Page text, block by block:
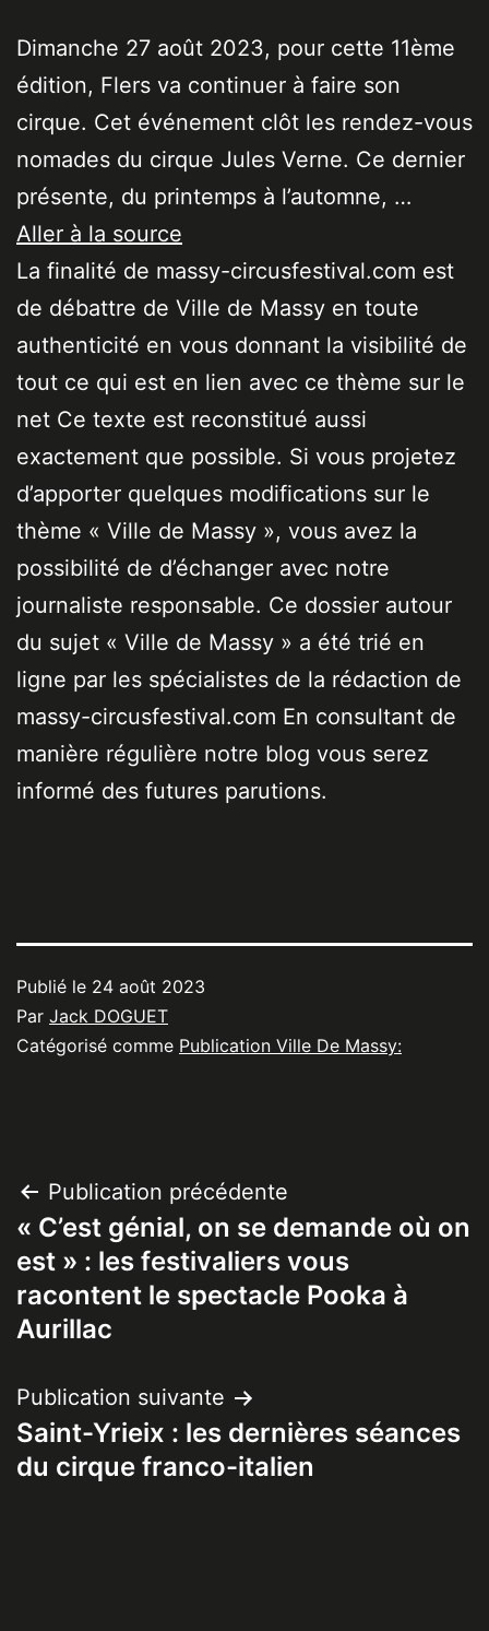
Dimanche 27 août 2023, pour cette 11ème
édition, Flers va continuer à faire son
cirque. Cet événement clôt les rendez-vous
nomades du cirque Jules Verne. Ce dernier
présente, du printemps à l’automne, …
Aller à la source
La finalité de massy-circusfestival.com est
de débattre de Ville de Massy en toute
authenticité en vous donnant la visibilité de
tout ce qui est en lien avec ce thème sur le
net Ce texte est reconstitué aussi
exactement que possible. Si vous projetez
d’apporter quelques modifications sur le
thème « Ville de Massy », vous avez la
possibilité de d’échanger avec notre
journaliste responsable. Ce dossier autour
du sujet « Ville de Massy » a été trié en
ligne par les spécialistes de la rédaction de
massy-circusfestival.com En consultant de
manière régulière notre blog vous serez
informé des futures parutions.
Publié le 24 août 2023
Par Jack DOGUET
Catégorisé comme Publication Ville De Massy:
Navigation
de
l’article
Publication précédente
« C’est génial, on se demande où on
est » : les festivaliers vous
racontent le spectacle Pooka à
Aurillac
Publication suivante
Saint-Yrieix : les dernières séances
du cirque franco-italien